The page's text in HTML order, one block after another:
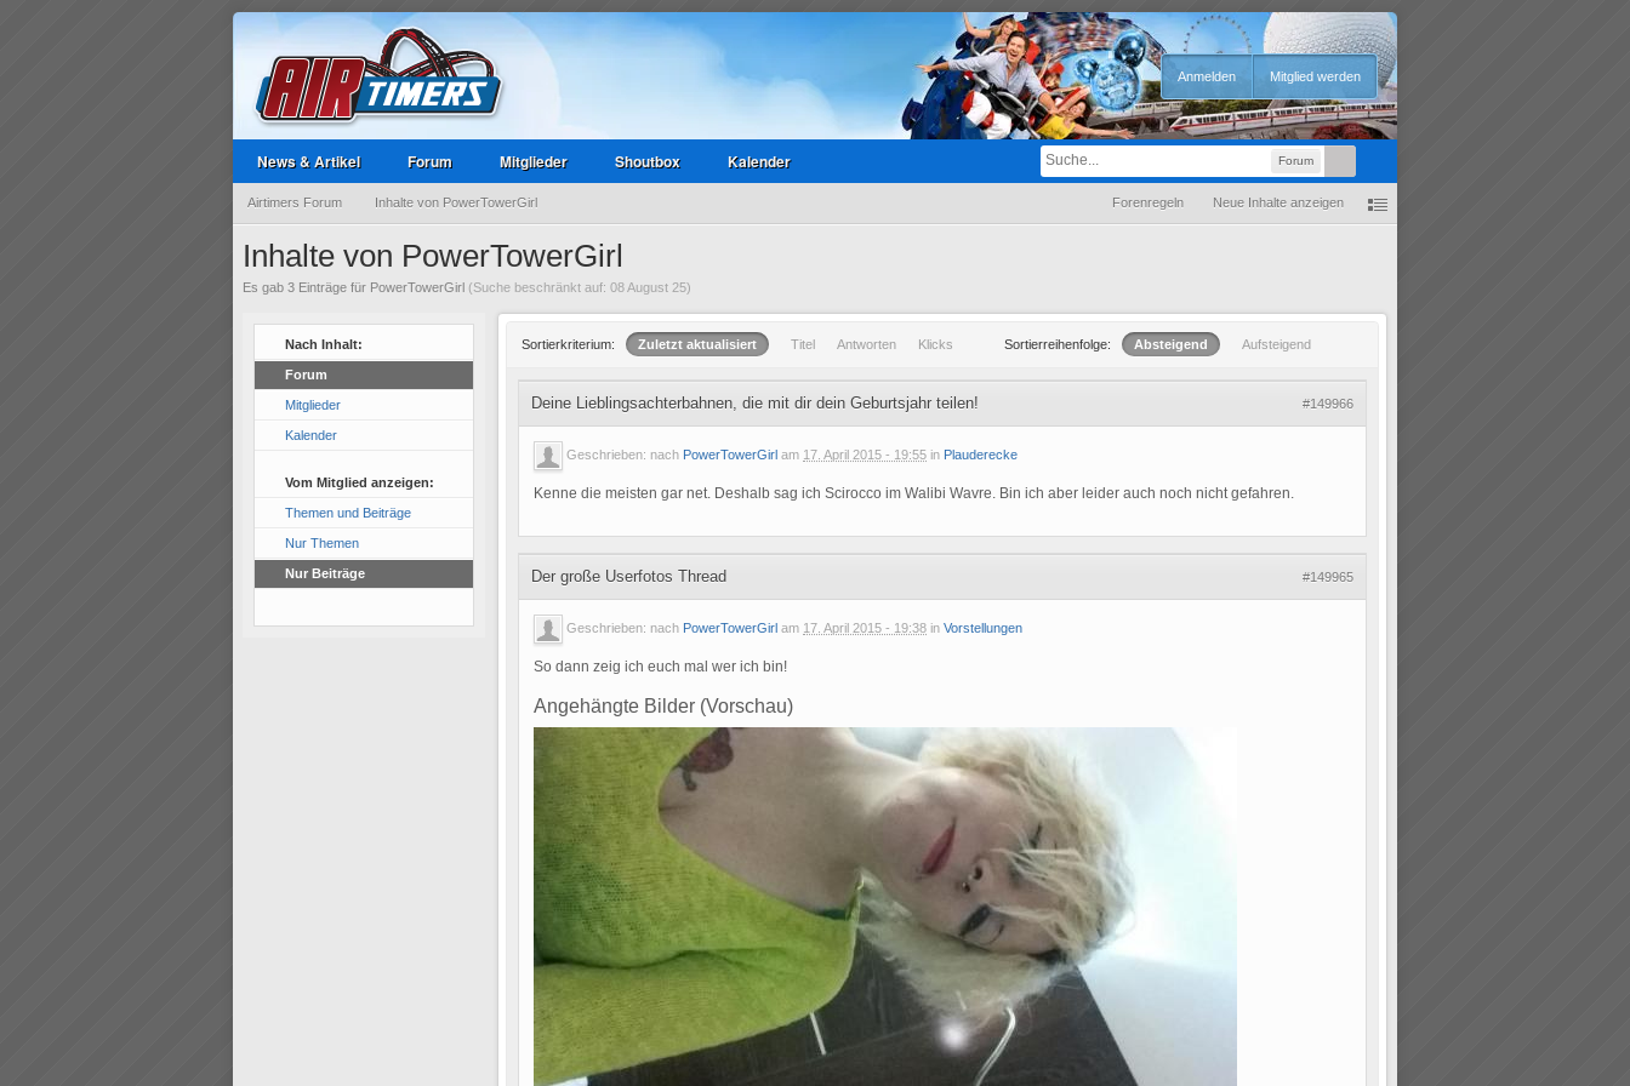
Anmelden Mitglied werden
Forum
News & Artikel Forum Mitglieder Shoutbox Kalender
Airtimers Forum Inhalte von PowerTowerGirl Forenregeln Neue Inhalte anzeigen
Inhalte von PowerTowerGirl
Es gab 3 Einträge für PowerTowerGirl (Suche beschränkt auf: 08 August 25)
Nach Inhalt:
Forum
Mitglieder
Kalender
Vom Mitglied anzeigen:
Themen und Beiträge
Nur Themen
Nur Beiträge
Sortierkriterium: Zuletzt aktualisiert Titel Antworten Klicks Sortierreihenfolge: Absteigend Aufsteigend
#149966
Deine Lieblingsachterbahnen, die mit dir dein Geburtsjahr teilen!
Geschrieben: nach PowerTowerGirl am 17. April 2015 - 19:55 in Plauderecke
Kenne die meisten gar net. Deshalb sag ich Scirocco im Walibi Wavre. Bin ich aber leider auch noch nicht gefahren.
#149965
Der große Userfotos Thread
Geschrieben: nach PowerTowerGirl am 17. April 2015 - 19:38 in Vorstellungen
So dann zeig ich euch mal wer ich bin!
Angehängte Bilder (Vorschau)